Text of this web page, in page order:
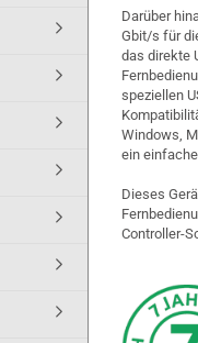
Darüber
Gbit/s für
das direkte
speziellen
Windows,
ein
Dieses
Controller-